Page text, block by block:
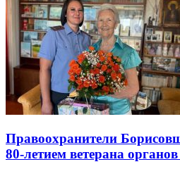
Правоохранители
80-летием ветерана